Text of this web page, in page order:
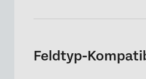
Feldtyp-